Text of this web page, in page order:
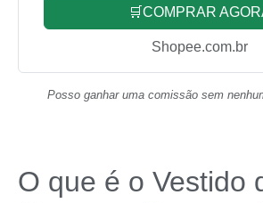
🛒COMPRAR
Shopee.com.br
Posso ganhar uma comissão sem
O que é o Vestido